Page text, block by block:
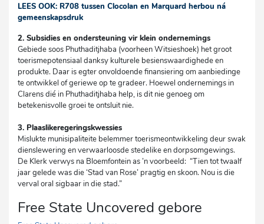
LEES OOK: R708 tussen Clocolan en Marquard herbou ná
gemeenskapsdruk
2. Subsidies en ondersteuning vir klein ondernemings
Gebiede soos Phuthaditjhaba (voorheen Witsieshoek) het groot
toerismepotensiaal danksy kulturele besienswaardighede en
produkte. Daar is egter onvoldoende finansiering om aanbiedinge
te ontwikkel of geriewe op te gradeer. Hoewel ondernemings in
Clarens dié in Phuthaditjhaba help, is dit nie genoeg om
betekenisvolle groei te ontsluit nie.
3. Plaaslikeregeringskwessies
Mislukte munisipaliteite belemmer toerismeontwikkeling deur swak
dienslewering en verwaarloosde stedelike en dorpsomgewings.
De Klerk verwys na Bloemfontein as ’n voorbeeld: “Tien tot twaalf
jaar gelede was die ‘Stad van Rose’ pragtig en skoon. Nou is die
verval oral sigbaar in die stad.”
Free State Uncovered gebore